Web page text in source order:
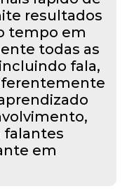
resultados
tempo em
todas as
fala,
falantes
em